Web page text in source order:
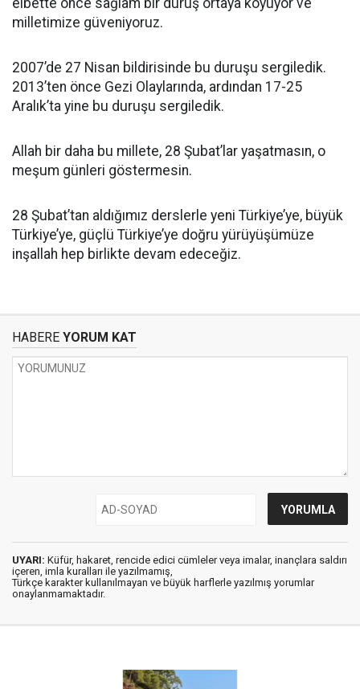
elbette önce sağlam bir duruş ortaya koyuyor ve
milletimize güveniyoruz.
2007’de 27 Nisan bildirisinde bu duruşu sergiledik.
2013’ten önce Gezi Olaylarında, ardından 17-25
Aralık’ta yine bu duruşu sergiledik.
Allah bir daha bu millete, 28 Şubat’lar yaşatmasın, o
meşum günleri göstermesin.
28 Şubat’tan aldığımız derslerle yeni Türkiye’ye, büyük
Türkiye’ye, güçlü Türkiye’ye doğru yürüyüşümüze
inşallah hep birlikte devam edeceğiz.
HABERE YORUM KAT
UYARI: Küfür, hakaret, rencide edici cümleler veya imalar, inançlara saldırı
içeren, imla kuralları ile yazılmamış,
Türkçe karakter kullanılmayan ve büyük harflerle yazılmış yorumlar
onaylanmamaktadır.